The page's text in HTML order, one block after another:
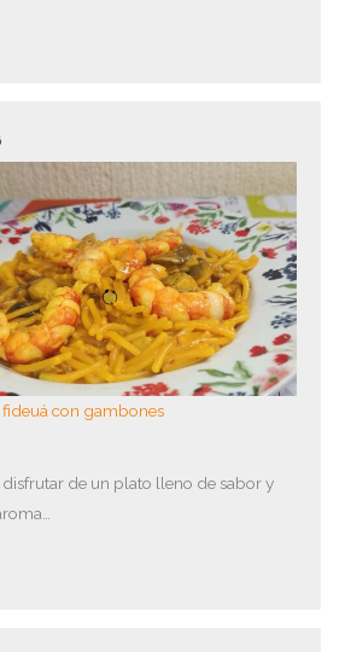
con gambones
disfrutar de un plato lleno de sabor y